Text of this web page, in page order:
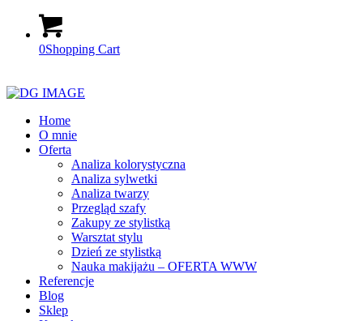
0Shopping Cart
Home
O mnie
Oferta
Analiza kolorystyczna
Analiza sylwetki
Analiza twarzy
Przegląd szafy
Zakupy ze stylistką
Warsztat stylu
Dzień ze stylistką
Nauka makijażu – OFERTA WWW
Referencje
Blog
Sklep